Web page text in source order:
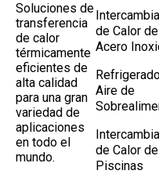
Soluciones de
transferencia
de calor
térmicamente
eficientes de
alta calidad
para una gran
variedad de
aplicaciones
en todo el
mundo.
de Calor de
Acero
Aire de
de Calor de
Piscinas